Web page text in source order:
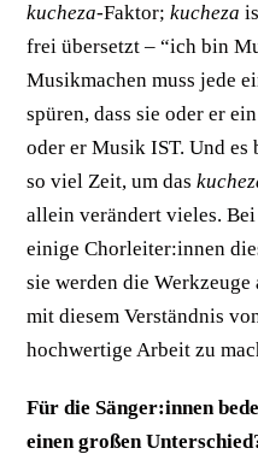
kucheza-Faktor;kucheza
frei übersetzt – “ich bin
Musikmachen muss jede
spüren, dass sie oder er
oder er Musik IST. Und
so viel Zeit, um das
allein verändert vieles.
einige Chorleiter:innen
sie werden die
mit diesem Verständnis
hochwertige Arbeit zu
Für die Sänger:innen
einen großen